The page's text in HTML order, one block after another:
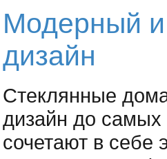
Модерный
дизайн
Стеклянные
дизайн до
сочетают в себе